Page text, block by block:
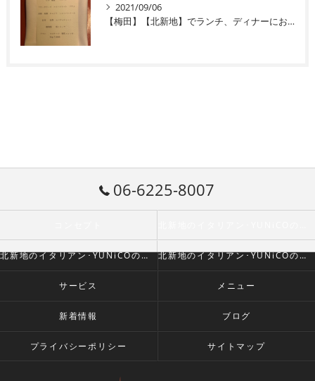
2021/09/06
【梅田】【北新地】でランチ、ディナーにおすすめのイタリアン
06-6225-8007
北新地のイタリアン･YUNiCOの評判 北新地のイタリアン･YUNiCOのお客様の声
サービス メニュー
新着情報 ブログ
プライバシーポリシー サイトマップ